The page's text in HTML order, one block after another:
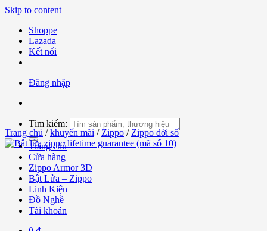
Skip to content
Shoppe
Lazada
Kết nối
Đăng nhập
Tìm kiếm:
Trang chủ
Cửa hàng
Zippo Armor 3D
Bật Lửa – Zippo
Linh Kiện
Đồ Nghề
Tài khoản
Trang chủ / khuyến mãi / Zippo / Zippo đời số